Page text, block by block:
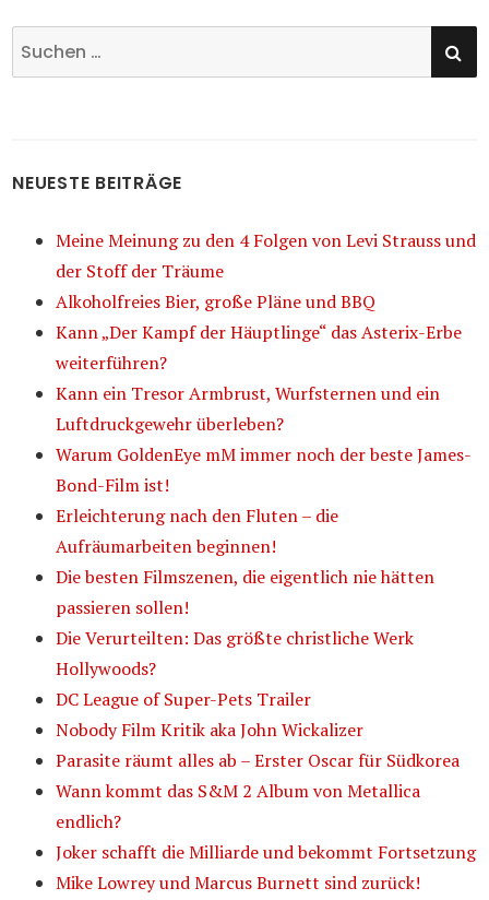
Suchen
nach:
NEUESTE BEITRÄGE
Meine Meinung zu den 4 Folgen von Levi Strauss und
der Stoff der Träume
Alkoholfreies Bier, große Pläne und BBQ
Kann „Der Kampf der Häuptlinge“ das Asterix-Erbe
weiterführen?
Kann ein Tresor Armbrust, Wurfsternen und ein
Luftdruckgewehr überleben?
Warum GoldenEye mM immer noch der beste James-
Bond-Film ist!
Erleichterung nach den Fluten – die
Aufräumarbeiten beginnen!
Die besten Filmszenen, die eigentlich nie hätten
passieren sollen!
Die Verurteilten: Das größte christliche Werk
Hollywoods?
DC League of Super-Pets Trailer
Nobody Film Kritik aka John Wickalizer
Parasite räumt alles ab – Erster Oscar für Südkorea
Wann kommt das S&M 2 Album von Metallica
endlich?
Joker schafft die Milliarde und bekommt Fortsetzung
Mike Lowrey und Marcus Burnett sind zurück!